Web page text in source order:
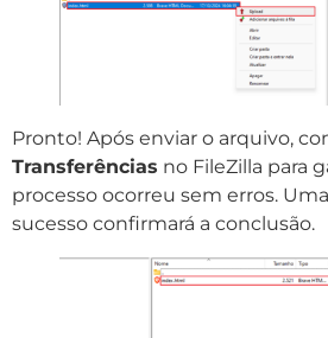
Pronto! Após enviar o arquivo,
Transferências no FileZilla para
processo ocorreu sem erros.
sucesso confirmará a conclusão.